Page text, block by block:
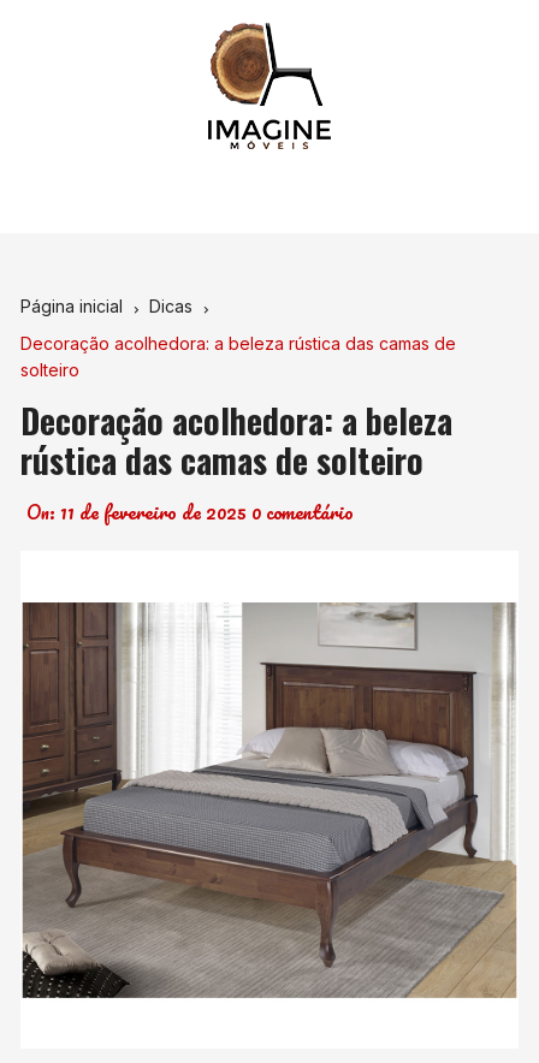
Página inicial
Dicas
Decoração acolhedora: a beleza rústica das camas de
solteiro
Decoração acolhedora: a beleza
rústica das camas de solteiro
On: 11 de fevereiro de 2025 0 comentário